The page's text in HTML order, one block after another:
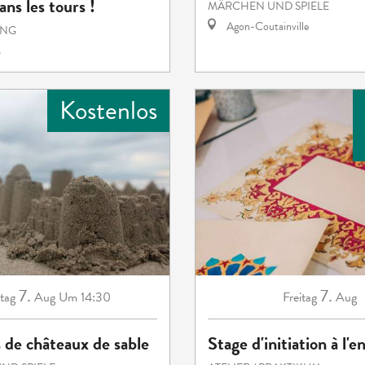
les tours !
MÄRCHEN UND SPIELE
Agon-Coutainville
Kostenlos
7. Aug Um 14:30
châteaux de sable
Freitag7. Aug
Stage d'initiation à